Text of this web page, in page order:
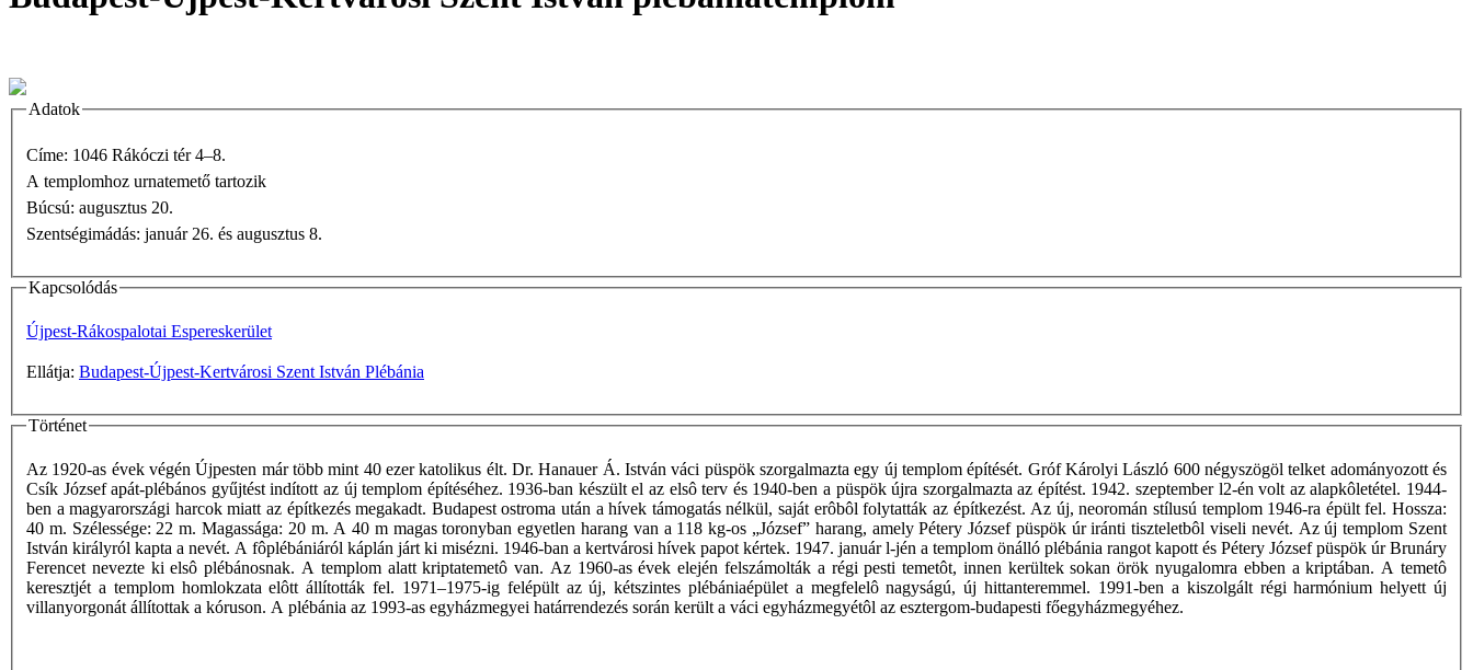
Adatok
Címe: 1046 Rákóczi tér 4–8.
A templomhoz urnatemető tartozik
Búcsú: augusztus 20.
Szentségimádás: január 26. és augusztus 8.
Kapcsolódás
Újpest-Rákospalotai Espereskerület
Ellátja: Budapest-Újpest-Kertvárosi Szent István Plébánia
Történet
Az 1920-as évek végén Újpesten már több mint 40 ezer katolikus élt. Dr. Hanauer Á. István váci püspök szorgalmazta egy új templom építését. Gróf Károlyi László 600 négyszögöl telket adományozott és
Csík József apát-plébános gyűjtést indított az új templom építéséhez. 1936-ban készült el az elsô terv és 1940-ben a püspök újra szorgalmazta az építést. 1942. szeptember l2-én volt az alapkôletétel. 1944-
ben a magyarországi harcok miatt az építkezés megakadt. Budapest ostroma után a hívek támogatás nélkül, saját erôbôl folytatták az építkezést. Az új, neoromán stílusú templom 1946-ra épült fel. Hossza:
40 m. Szélessége: 22 m. Magassága: 20 m. A 40 m magas toronyban egyetlen harang van a 118 kg-os „József” harang, amely Pétery József püspök úr iránti tiszteletbôl viseli nevét. Az új templom Szent
István királyról kapta a nevét. A fôplébániáról káplán járt ki misézni. 1946-ban a kertvárosi hívek papot kértek. 1947. január l-jén a templom önálló plébánia rangot kapott és Pétery József püspök úr Brunáry
Ferencet nevezte ki elsô plébánosnak. A templom alatt kriptatemetô van. Az 1960-as évek elején felszámolták a régi pesti temetôt, innen kerültek sokan örök nyugalomra ebben a kriptában. A temetô
keresztjét a templom homlokzata elôtt állították fel. 1971–1975-ig felépült az új, kétszintes plébániaépület a megfelelô nagyságú, új hittanteremmel. 1991-ben a kiszolgált régi harmónium helyett új
villanyorgonát állítottak a kóruson. A plébánia az 1993-as egyházmegyei határrendezés során került a váci egyházmegyétôl az esztergom-budapesti főegyházmegyéhez.